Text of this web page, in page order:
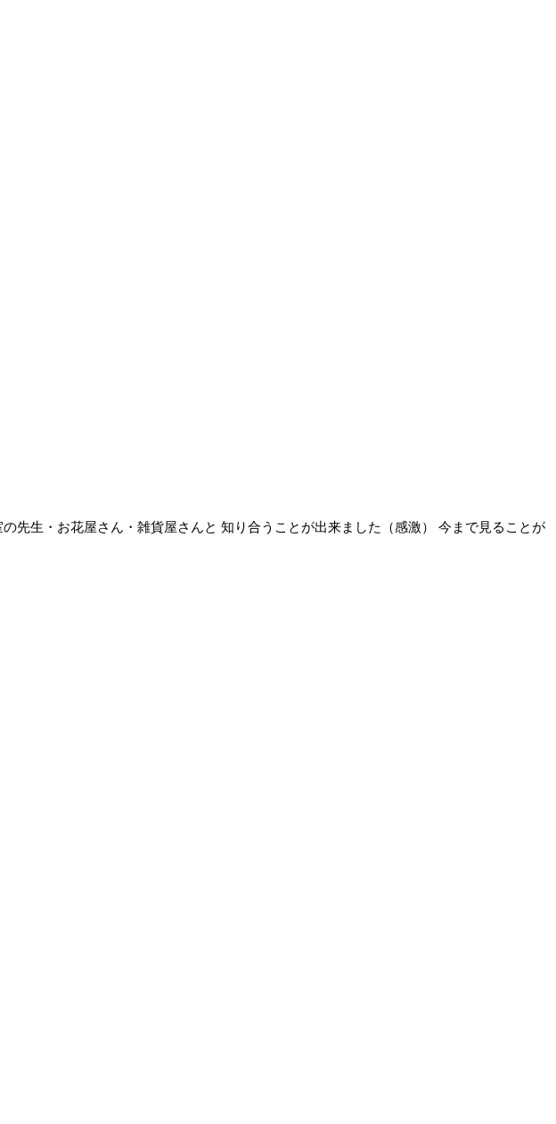
先生・お花屋さん・雑貨屋さんと 知り合うことが出来ました（感激） 今まで見ることが